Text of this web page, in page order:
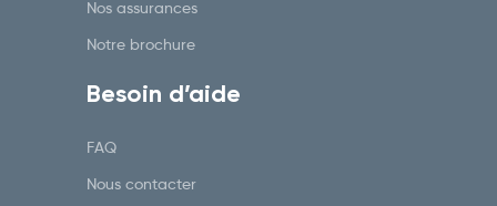
Nos assurances
Notre brochure
Besoin d’aide
FAQ
Nous contacter